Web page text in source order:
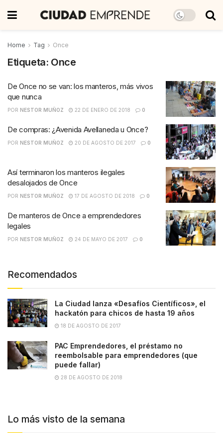
Home Tag Once
Etiqueta: Once
De Once no se van: los manteros, más vivos
que nunca
POR NESTOR MUÑOZ 22 DE ENERO DE 2018 0
De compras: ¿Avenida Avellaneda u Once?
POR NESTOR MUÑOZ 20 DE AGOSTO DE 2017 0
Así terminaron los manteros ilegales
desalojados de Once
POR NESTOR MUÑOZ 17 DE AGOSTO DE 2018 0
De manteros de Once a emprendedores
legales
POR NESTOR MUÑOZ 24 DE MAYO DE 2017 0
Recomendados
La Ciudad lanza «Desafíos Científicos», el
hackatón para chicos de hasta 19 años
18 DE AGOSTO DE 2017
PAC Emprendedores, el préstamo no
reembolsable para emprendedores (que
puede fallar)
28 DE AGOSTO DE 2018
Lo más visto de la semana